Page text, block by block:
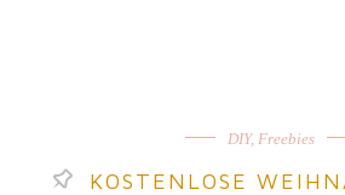
DIY, Freebies
KOSTENLOSE